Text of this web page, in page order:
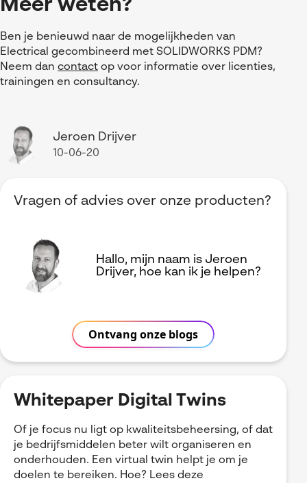
Meer weten?
Ben je benieuwd naar de mogelijkheden van
Electrical gecombineerd met SOLIDWORKS PDM?
Neem dan contact op voor informatie over licenties,
trainingen en consultancy.
Jeroen Drijver
10-06-20
Vragen of advies over onze producten?
Hallo, mijn naam is Jeroen
Drijver, hoe kan ik je helpen?
Ontvang onze blogs
Whitepaper Digital Twins
Of je focus nu ligt op kwaliteitsbeheersing, of dat
je bedrijfsmiddelen beter wilt organiseren en
onderhouden. Een virtual twin helpt je om je
doelen te bereiken. Hoe? Lees deze